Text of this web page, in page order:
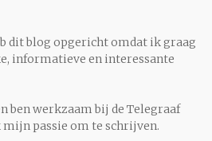
dit blog opgericht omdat ik graag
informatieve en interessante
ben werkzaam bij de Telegraaf
mijn passie om te schrijven.